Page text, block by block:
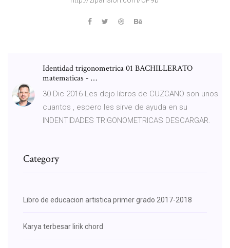
Identidad trigonometrica 01 BACHILLERATO
matematicas - …
30 Dic 2016 Les dejo libros de CUZCANO son unos
cuantos , espero les sirve de ayuda en su
INDENTIDADES TRIGONOMETRICAS DESCARGAR.
Category
Libro de educacion artistica primer grado 2017-2018
Karya terbesar lirik chord